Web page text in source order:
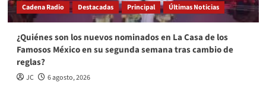
Cadena Radio Destacadas Principal Últimas Noticias
¿Quiénes son los nuevos nominados en La Casa de los
Famosos México en su segunda semana tras cambio de
reglas?
JC 6 agosto, 2026